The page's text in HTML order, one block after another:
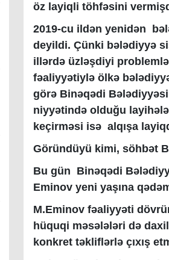
öz layiqli töhfəsini
2019-cu ildən yenidən
deyildi. Çünki bələdiyyə
illərdə üzləşdiyi
fəaliyyətiylə ölkə
görə Binəqədi
niyyətində olduğu
keçirməsi isə alqışa
Göründüyü kimi, söhbət
Bu gün Binəqədi
Eminov yeni yaşına
M.Eminov fəaliyyəti
hüquqi məsələləri də
konkret təkliflərlə çıxış